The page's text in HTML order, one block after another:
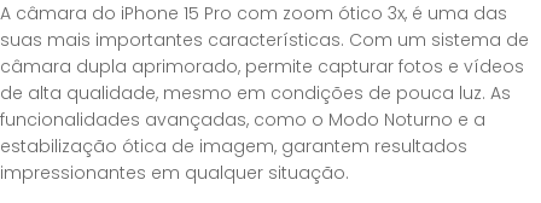
A câmara do iPhone 15 Pro com zoom ótico 3x, é uma das
suas mais importantes características. Com um sistema de
câmara dupla aprimorado, permite capturar fotos e vídeos
de alta qualidade, mesmo em condições de pouca luz. As
funcionalidades avançadas, como o Modo Noturno e a
estabilização ótica de imagem, garantem resultados
impressionantes em qualquer situação.